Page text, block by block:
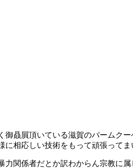
贔屓頂いている滋賀のバームク
相応しい技術をもって頑張ってま
関係者だとか訳わからん宗教に